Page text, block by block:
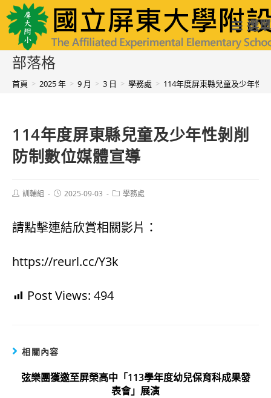
跳
轉
至
國立屏東大學附設實驗國民小學 選單
部落格
首頁 > 2025 年 > 9 月 > 3 日 > 學務處 > 114年度屏東縣兒童及少年性
114年度屏東縣兒童及少年性剝削
防制數位媒體宣導
Post訓輔組
Post2025-09-03
Post學務處
請點擊連結欣賞相關影片：
https://reurl.cc/Y3k
Post Views: 494
相關內容
弦樂團獲邀至屏榮高中「113學年度幼兒保育科成果發
表會」展演